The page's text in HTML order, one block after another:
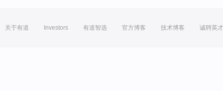
关于有道 Investors 有道智选 官方博客 技术博客 诚聘英才